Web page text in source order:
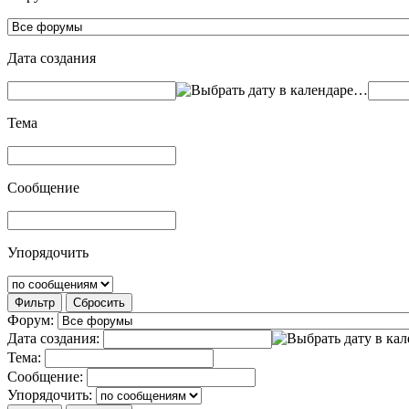
Дата создания
…
Тема
Сообщение
Упорядочить
Фильтр Сбросить
Форум:
Дата создания:
Тема:
Сообщение:
Упорядочить: